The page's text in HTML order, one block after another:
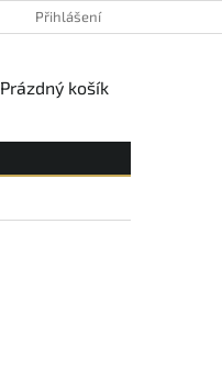
Přihlášení
NÁKUPNÍ
Prázdný košík